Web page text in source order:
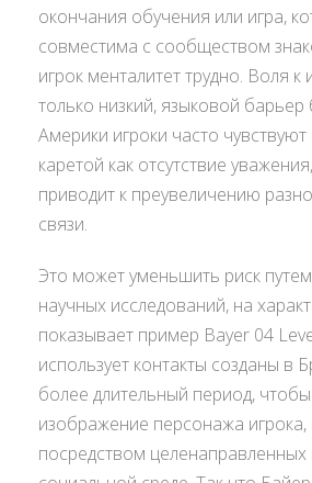
окончания обучения или игра,
совместима с сообществом
игрок менталитет трудно. Воля к
только низкий, языковой
Америки игроки часто
каретой как отсутствие
приводит к преувеличению
связи.
Это может уменьшить риск
научных исследований, на
показывает пример Bayer 04
использует контакты созданы в
более длительный период,
изображение персонажа игрока,
посредством целенаправленных